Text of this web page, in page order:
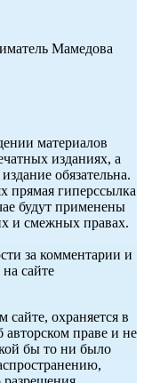
Мамедова
материалов
изданиях, а
обязательна.
прямая гиперссылка
будут применены
и смежных правах.
за комментарии и
сайте
охраняется в
авторском праве и не
бы то ни было